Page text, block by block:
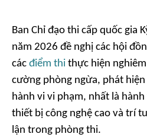
Ban Chỉ đạo thi cấp quốc gia
năm 2026 đề nghị các hội
các điểm thi thực hiện
cường phòng ngừa, phát
hành vi vi phạm, nhất là
thiết bị công nghệ cao và trí
lận trong phòng thi.